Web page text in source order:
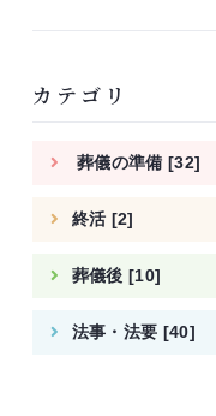
カテゴリ
葬儀の準備 [32]
終活 [2]
葬儀後 [10]
法事・法要 [40]